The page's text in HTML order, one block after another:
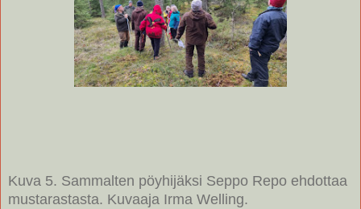
Kuva 5. Sammalten pöyhijäksi Seppo Repo ehdottaa
mustarastasta. Kuvaaja Irma Welling.